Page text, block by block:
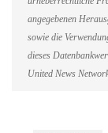
angegebenen
sowie die
dieses
United News